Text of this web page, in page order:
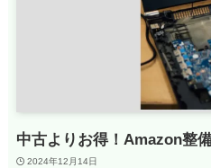
中古よりお得！Amazon整
2024年12月14日